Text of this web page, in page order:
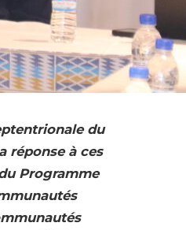
du
réponse à ces
Programme